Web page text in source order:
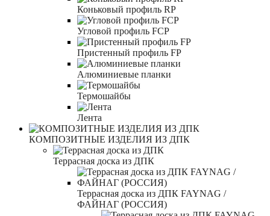
Коньковый профиль RP
Угловой профиль FCP
Пристенный профиль FP
Алюминиевые планки
Термошайбы
Лента
КОМПОЗИТНЫЕ ИЗДЕЛИЯ ИЗ ДПК
Террасная доска из ДПК
Террасная доска из ДПК FAYNAG /
ФАЙНАГ (РОССИЯ)